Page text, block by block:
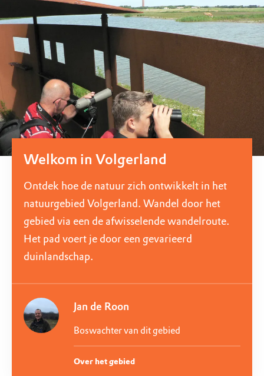
Welkom in Volgerland
Ontdek hoe de natuur zich ontwikkelt in het
natuurgebied Volgerland. Wandel door het
gebied via een de afwisselende wandelroute.
Het pad voert je door een gevarieerd
duinlandschap.
Jan de Roon
Boswachter van dit gebied
Over het gebied